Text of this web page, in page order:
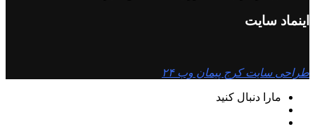
اینماد سایت
طراحی سایت کرج پیمان وب ۲۴
مارا دنبال کنید